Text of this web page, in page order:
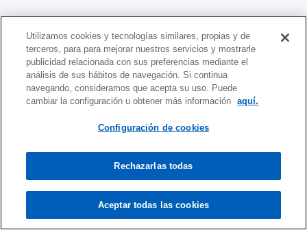
Director del Departamento de Auditoría Interna,
KPMG Uruguay
mail call
Utilizamos cookies y tecnologías similares, propias y de
terceros, para para mejorar nuestros servicios y mostrarle
publicidad relacionada con sus preferencias mediante el
análisis de sus hábitos de navegación. Si continua
navegando, consideramos que acepta su uso. Puede
cambiar la configuración u obtener más información
aquí.
Configuración de cookies
Rechazarlas todas
Aceptar todas las cookies